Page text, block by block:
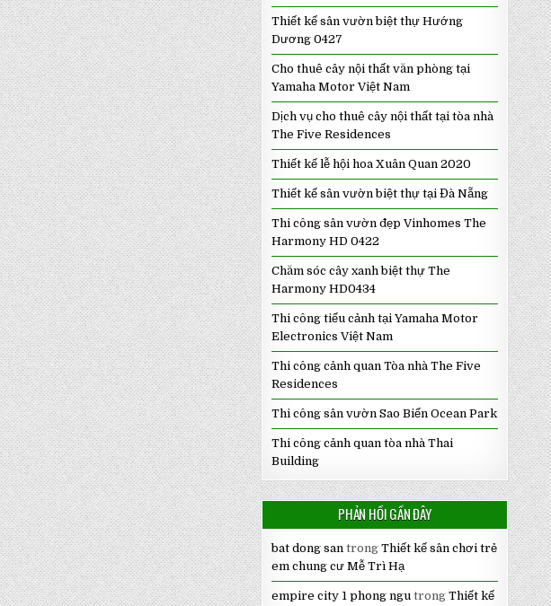
Thiết kế sân vườn biệt thự Hướng
Dương 0427
Cho thuê cây nội thất văn phòng tại
Yamaha Motor Việt Nam
Dịch vụ cho thuê cây nội thất tại tòa nhà
The Five Residences
Thiết kế lễ hội hoa Xuân Quan 2020
Thiết kế sân vườn biệt thự tại Đà Nẵng
Thi công sân vườn đẹp Vinhomes The
Harmony HD 0422
Chăm sóc cây xanh biệt thự The
Harmony HD0434
Thi công tiểu cảnh tại Yamaha Motor
Electronics Việt Nam
Thi công cảnh quan Tòa nhà The Five
Residences
Thi công sân vườn Sao Biển Ocean Park
Thi công cảnh quan tòa nhà Thai
Building
PHẢN HỒI GẦN ĐÂY
bat dong santrong Thiết kế sân chơi trẻ
em chung cư Mễ Trì Hạ
empire city 1 phong ngutrong Thiết kế